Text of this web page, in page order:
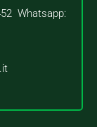
Whatsapp: